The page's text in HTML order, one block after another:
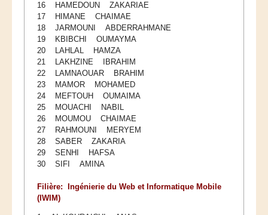
16 HAMEDOUN ZAKARIAE
17 HIMANE CHAIMAE
18 JARMOUNI ABDERRAHMANE
19 KBIBCHI OUMAYMA
20 LAHLAL HAMZA
21 LAKHZINE IBRAHIM
22 LAMNAOUAR BRAHIM
23 MAMOR MOHAMED
24 MEFTOUH OUMAIMA
25 MOUACHI NABIL
26 MOUMOU CHAIMAE
27 RAHMOUNI MERYEM
28 SABER ZAKARIA
29 SENHI HAFSA
30 SIFI AMINA
Filière: Ingénierie du Web et Informatique Mobile
(IWIM)